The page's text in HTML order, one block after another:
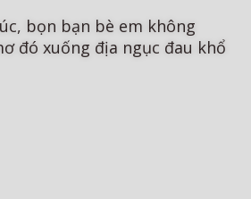
bọn bạn bè em không
đó xuống địa ngục đau khổ